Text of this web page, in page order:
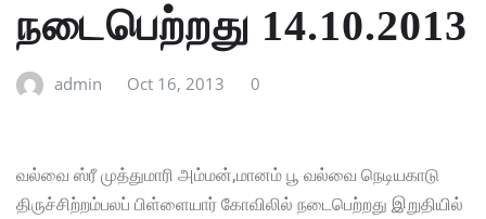
நடைபெற்றது 14.10.2013
admin Oct 16, 2013 0
வல்வை ஸ்ரீ முத்துமாரி அம்மன்,மானம் பூ வல்வை நெடியகாடு
திருச்சிற்றம்பலப் பிள்ளையார் கோவிலில் நடைபெற்றது இறுதியில்